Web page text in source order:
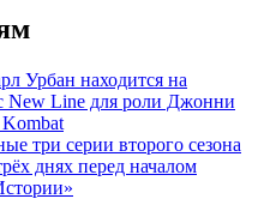
Урбан находится на
New Line для роли Джонни
три серии второго сезона
днях перед началом